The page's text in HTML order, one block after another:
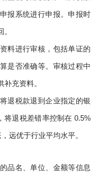
报系统进行申报。申报时
料进行审核，包括单证的
是否准确等。审核过程中
充资料。
退税款退到企业指定的银
将退税差错率控制在 0.5%
远优于行业平均水平。
品名、单位、金额等信息